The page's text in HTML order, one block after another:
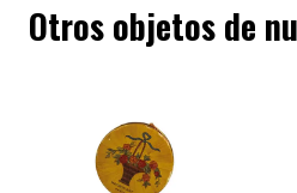
Otros objetos de